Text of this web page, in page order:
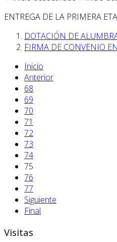
ENTREGA DE LA PRIMERA
DOTACIÓN DE
FIRMA DE CONVENIO
Inicio
Anterior
68
69
70
71
72
73
74
75
76
77
Siguiente
Final
Visitas